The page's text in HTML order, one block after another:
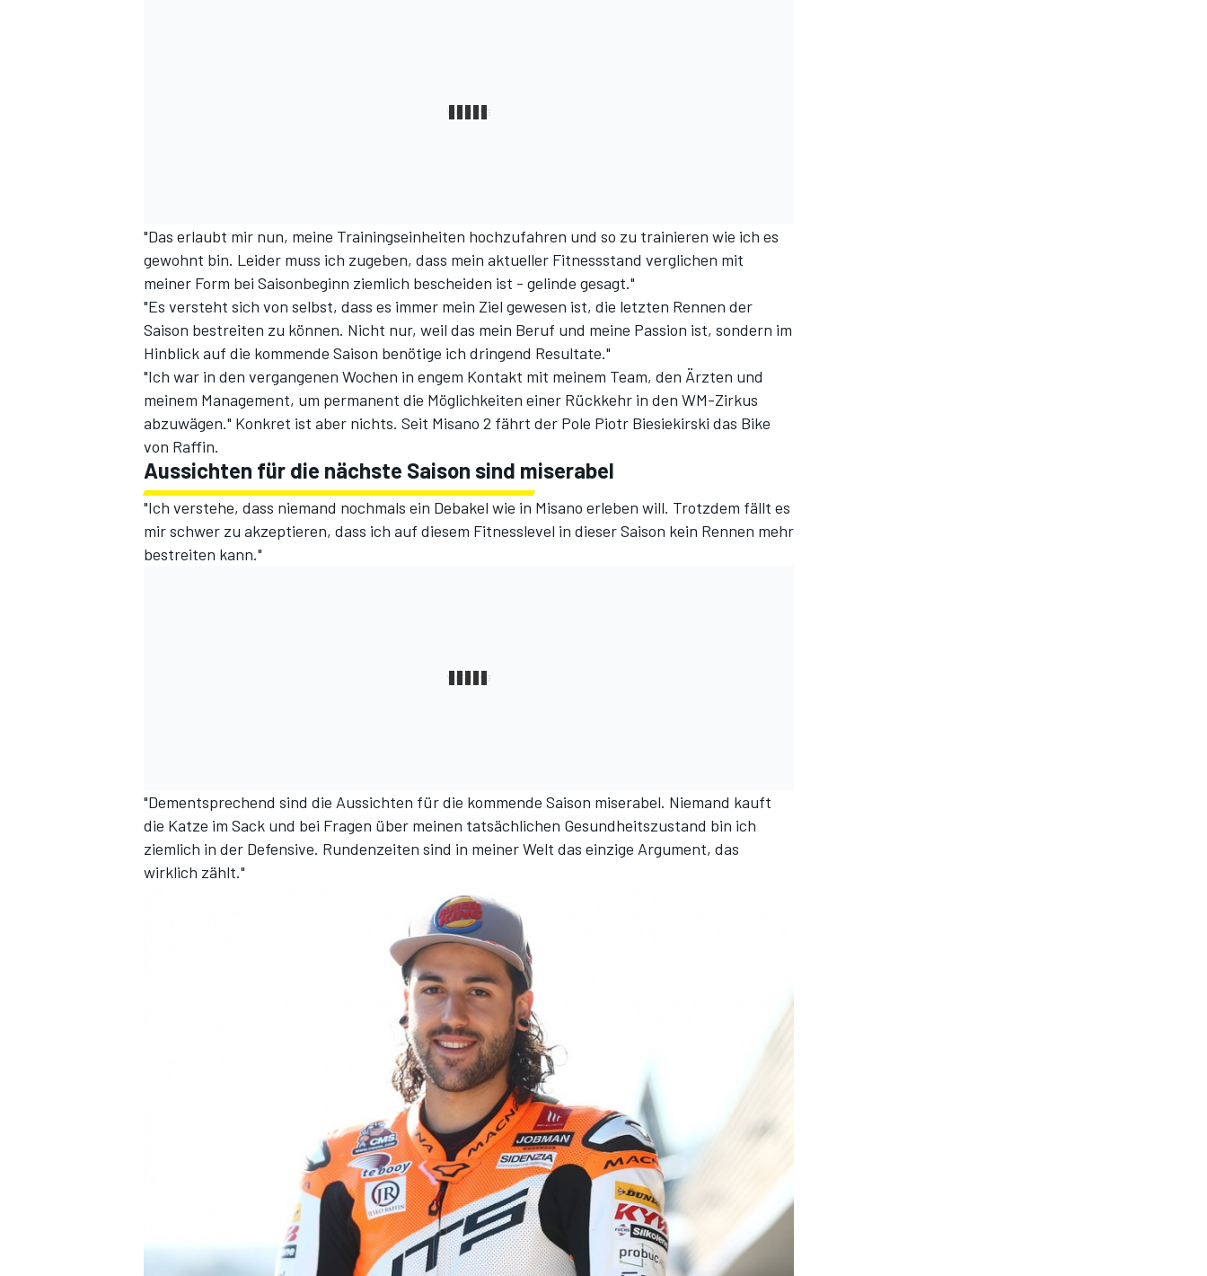
"Das erlaubt mir nun, meine Trainingseinheiten hochzufahren und so zu trainieren wie ich es
gewohnt bin. Leider muss ich zugeben, dass mein aktueller Fitnessstand verglichen mit
meiner Form bei Saisonbeginn ziemlich bescheiden ist - gelinde gesagt."
"Es versteht sich von selbst, dass es immer mein Ziel gewesen ist, die letzten Rennen der
Saison bestreiten zu können. Nicht nur, weil das mein Beruf und meine Passion ist, sondern im
Hinblick auf die kommende Saison benötige ich dringend Resultate."
"Ich war in den vergangenen Wochen in engem Kontakt mit meinem Team, den Ärzten und
meinem Management, um permanent die Möglichkeiten einer Rückkehr in den WM-Zirkus
abzuwägen." Konkret ist aber nichts. Seit Misano 2 fährt der Pole Piotr Biesiekirski das Bike
von Raffin.
Aussichten für die nächste Saison sind miserabel
"Ich verstehe, dass niemand nochmals ein Debakel wie in Misano erleben will. Trotzdem fällt es
mir schwer zu akzeptieren, dass ich auf diesem Fitnesslevel in dieser Saison kein Rennen mehr
bestreiten kann."
"Dementsprechend sind die Aussichten für die kommende Saison miserabel. Niemand kauft
die Katze im Sack und bei Fragen über meinen tatsächlichen Gesundheitszustand bin ich
ziemlich in der Defensive. Rundenzeiten sind in meiner Welt das einzige Argument, das
wirklich zählt."